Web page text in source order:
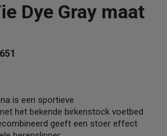
Dye Gray maat
is een sportieve
het bekende birkenstock voetbed
geeft een stoer effect